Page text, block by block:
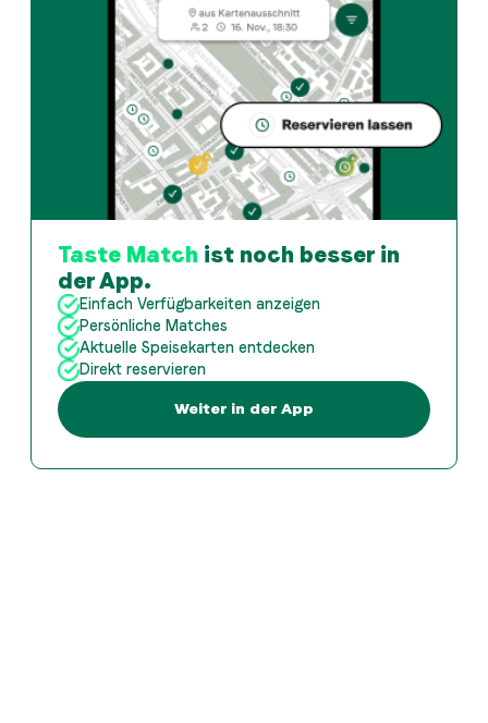
Taste Match ist noch besser in
der App.
Einfach Verfügbarkeiten anzeigen
Persönliche Matches
Aktuelle Speisekarten entdecken
Direkt reservieren
Weiter in der App